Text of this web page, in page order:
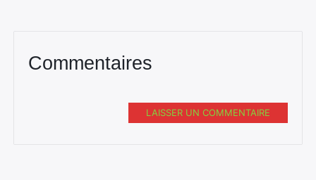
Commentaires
LAISSER UN COMMENTAIRE